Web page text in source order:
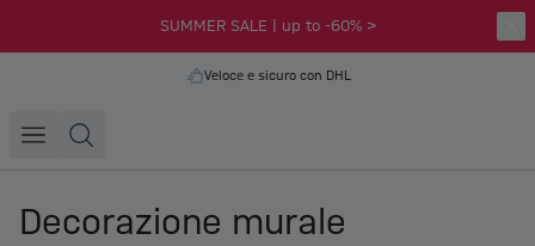
SUMMER SALE | up to -60% >
Veloce e sicuro con DHL
Decorazione murale